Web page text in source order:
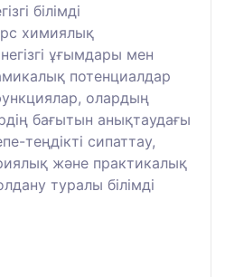
білімді
химиялық
ұғымдары мен
потенциалдар
олардың
бағытын анықтаудағы
теңдікті сипаттау,
және практикалық
туралы білімді